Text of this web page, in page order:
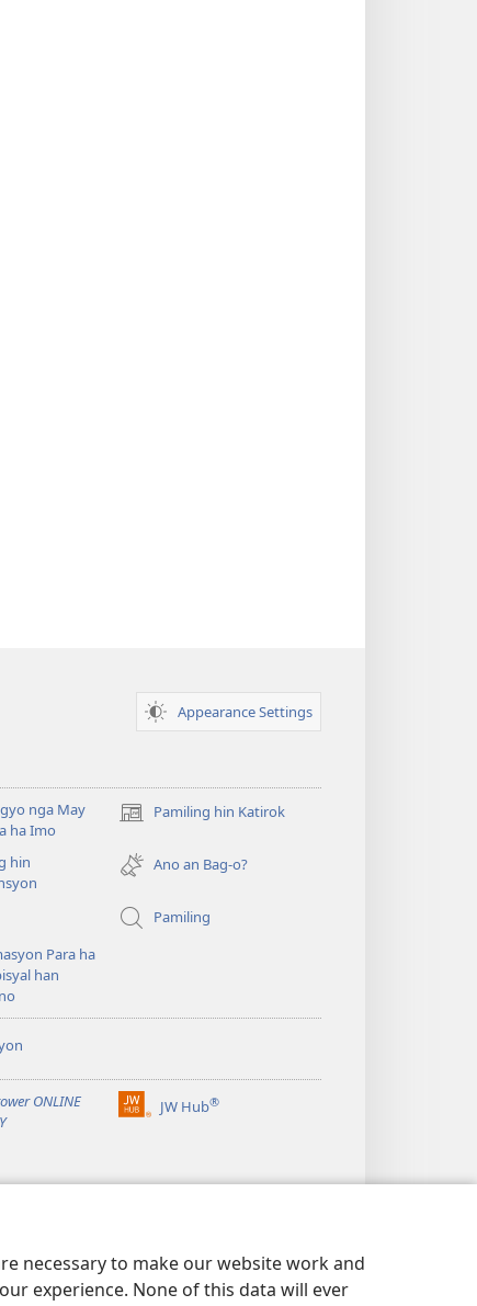
necessary to make our website work and
experience. None of this data will ever
Appearance Settings
nga May
ha Imo
Pamiling hin Katirok
(opens
window)
hin
Ano an Bag-o?
Pamiling
Para ha
han
ONLINE
JW Hub®
(opens